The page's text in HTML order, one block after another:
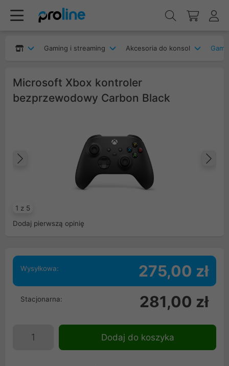
Gaming i streaming Akcesoria do konsol
Microsoft Xbox kontroler
bezprzewodowy Carbon Black
1 z 5
Poprzedni
Dodaj pierwszą opinię
Wysyłkowa: 275,00 zł
Stacjonarna: 281,00 zł
Dodaj do koszyka